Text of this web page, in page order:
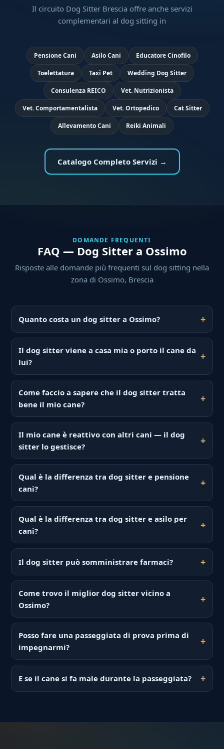
Il circuito Dog Sitter Brescia offre anche servizi
complementari al dog sitting in
Pensione Cani Asilo Cani Educatore Cinofilo
Toelettatura Taxi Pet Wedding Dog Sitter
Consulenza REICO Vet. Nutrizionista
Vet. Comportamentalista Vet. Ortopedico Cat Sitter
Allevamento Cani Reiki Animali
Catalogo Completo Servizi →
DOMANDE FREQUENTI
FAQ — Dog Sitter a Ossimo
Risposte alle domande più frequenti sul dog sitting nella
zona di Ossimo, Brescia
Quanto costa un dog sitter a Ossimo?
Il dog sitter viene a casa mia o porto il cane da
lui?
Come faccio a sapere che il dog sitter tratta
bene il mio cane?
Il mio cane è reattivo con altri cani — il dog
sitter lo gestisce?
Qual è la differenza tra dog sitter e pensione
cani?
Qual è la differenza tra dog sitter e asilo per
cani?
Il dog sitter può somministrare farmaci?
Come trovo il miglior dog sitter vicino a
Ossimo?
Posso fare una passeggiata di prova prima di
impegnarmi?
E se il cane si fa male durante la passeggiata?